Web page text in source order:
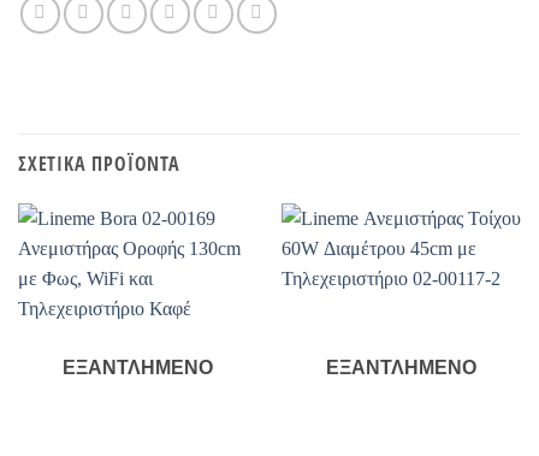
ΣΧΕΤΙΚΆ ΠΡΟΪΌΝΤΑ
ΕΞΑΝΤΛΗΜΈΝΟ ΕΞΑΝΤΛΗΜΈΝΟ